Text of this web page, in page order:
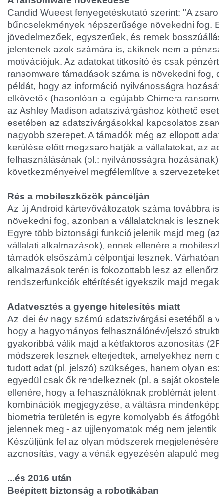
Candid Wueest fenyegetéskutató szerint: "A
bűncselekmények népszerűsége növekedni fog.
jövedelmezőek, egyszerűek, és remek
jelentenek azok számára is, akiknek nem a
motivációjuk. Az adatokat titkosító és csak
ransomware támadások száma is növekedni fog,
példát, hogy az információ nyilvánosságra
elkövetők (hasonlóan a legújabb Chimera
az Ashley Madison adatszivárgáshoz köthető
esetében az adatszivárgásokkal kapcsolatos
nagyobb szerepet. A támadók még az ellopott
kerülése előtt megzsarolhatják a vállalatokat, az
felhasználásának (pl.: nyilvánosságra
következményeivel megfélemlítve a
Rés a mobileszközök páncélján
Az új Android kártevőváltozatok száma továbbra
növekedni fog, azonban a vállalatoknak is
Egyre több biztonsági funkció jelenik majd meg
vállalati alkalmazások), ennek ellenére a
támadók elsőszámú célpontjai lesznek.
alkalmazások terén is fokozottabb lesz az
rendszerfunkciók eltérítését igyekszik majd
Adatvesztés a gyenge hitelesítés miatt
Az idei év nagy számú adatszivárgási esetéből a
hogy a hagyományos felhasználónév/jelszó
gyakoribbá válik majd a kétfaktoros azonosítás
módszerek lesznek elterjedtek, amelyekhez nem
tudott adat (pl. jelszó) szükséges, hanem olyan
egyedül csak ők rendelkeznek (pl. a saját
ellenére, hogy a felhasználóknak problémát
kombinációk megjegyzése, a váltásra
biometria területén is egyre komolyabb és
jelennek meg - az ujjlenyomatok még nem
Készüljünk fel az olyan módszerek
azonosítás, vagy a vénák egyezésén alapuló
...és 2016 után
Beépített biztonság a robotikában